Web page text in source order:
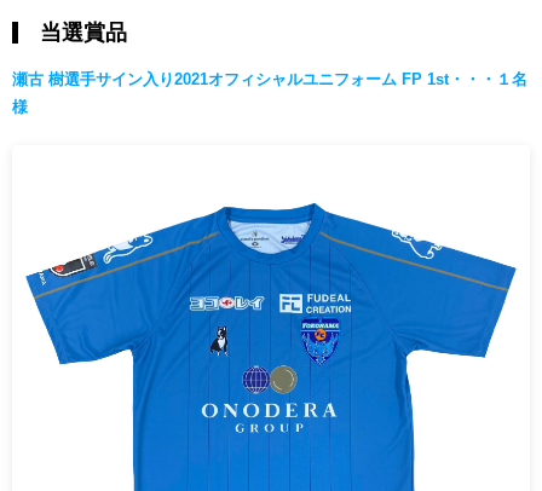
当選賞品
瀬古 樹選手サイン入り2021オフィシャルユニフォーム FP 1st・・・１名
様